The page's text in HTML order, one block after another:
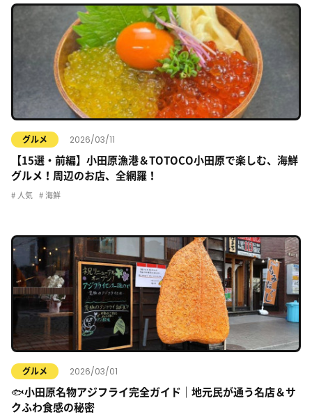
グルメ 2026/03/11
【15選・前編】小田原漁港＆TOTOCO小田原で楽しむ、海鮮
グルメ！周辺のお店、全網羅！
人気 海鮮
グルメ 2026/03/01
🐟小田原名物アジフライ完全ガイド｜地元民が通う名店＆サ
クふわ食感の秘密